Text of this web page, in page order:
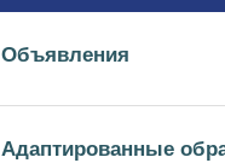
Объявления
Адаптированные